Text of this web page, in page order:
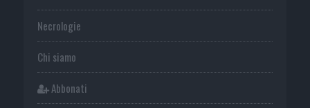
Necrologie
Chi siamo
Abbonati